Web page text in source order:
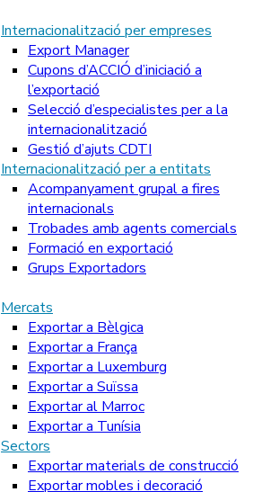
Internacionalització per empreses
Export Manager
Cupons d’ACCIÓ d’iniciació a
l’exportació
Selecció d’especialistes per a la
internacionalització
Gestió d’ajuts CDTI
Internacionalització per a entitats
Acompanyament grupal a fires
internacionals
Trobades amb agents comercials
Formació en exportació
Grups Exportadors
Mercats
Exportar a Bèlgica
Exportar a França
Exportar a Luxemburg
Exportar a Suïssa
Exportar al Marroc
Exportar a Tunísia
Sectors
Exportar materials de construcció
Exportar mobles i decoració